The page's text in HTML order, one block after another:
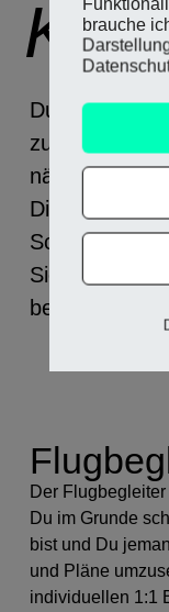
Du brauchst
zu sehen und
nächster
Dir dann
Schritte zu
Sicherheit zu
benötigst?
Der
Du im Grunde
bist und Du
und Pläne
individuellen 1:1
brauche